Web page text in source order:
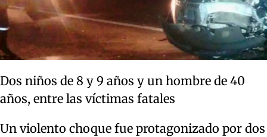
Dos niños de 8 y 9 años y un hombre de 40
años, entre las víctimas fatales
Un violento choque fue protagonizado por dos